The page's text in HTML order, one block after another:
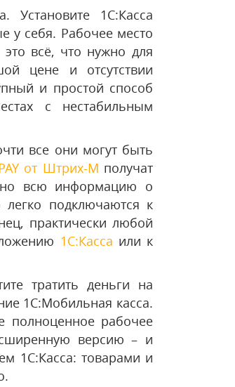
Установите 1С:Касса
у себя. Рабочее место
всё, что нужно для
цене и отсутствии
и простой способ
с нестабильным
все они могут быть
от Штрих-М получат
всю информацию о
подключаются к
практически любой
1С:Касса или к
тратить деньги на
1C:Мобильная касса.
полноценное рабочее
версию – и
1С:Касса: товарами и